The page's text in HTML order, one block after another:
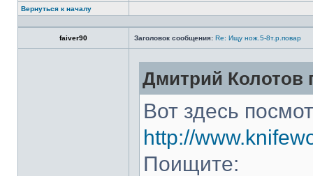
Вернуться к началу
faiver90 Заголовок сообщения: Re: Ищу нож.5-8т.р.повар
Дмитрий Колотов
Вот здесь
http://
Поищите: